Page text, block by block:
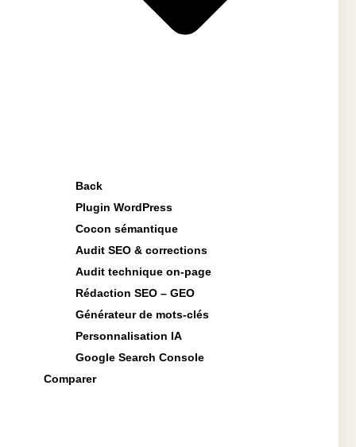
Back
Plugin WordPress
Cocon sémantique
Audit SEO & corrections
Audit technique on-page
Rédaction SEO – GEO
Générateur de mots-clés
Personnalisation IA
Google Search Console
Comparer